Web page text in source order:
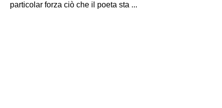
particolar forza ciò che il poeta sta ...